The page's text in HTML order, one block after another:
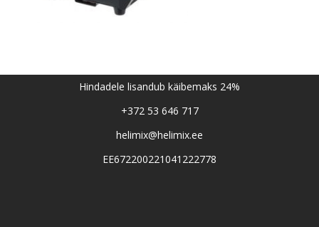
Hindadele lisandub käibemaks 24%
+372 53 646 717
helimix@helimix.ee
EE672200221041222778